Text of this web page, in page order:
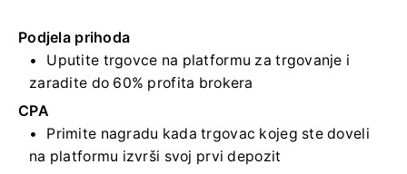
Podjela prihoda
Uputite trgovce na platformu za trgovanje i
zaradite do 60% profita brokera
CPA
Primite nagradu kada trgovac kojeg ste doveli
na platformu izvrši svoj prvi depozit